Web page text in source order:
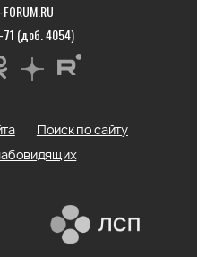
(доб. 4054)
Поиск по сайту